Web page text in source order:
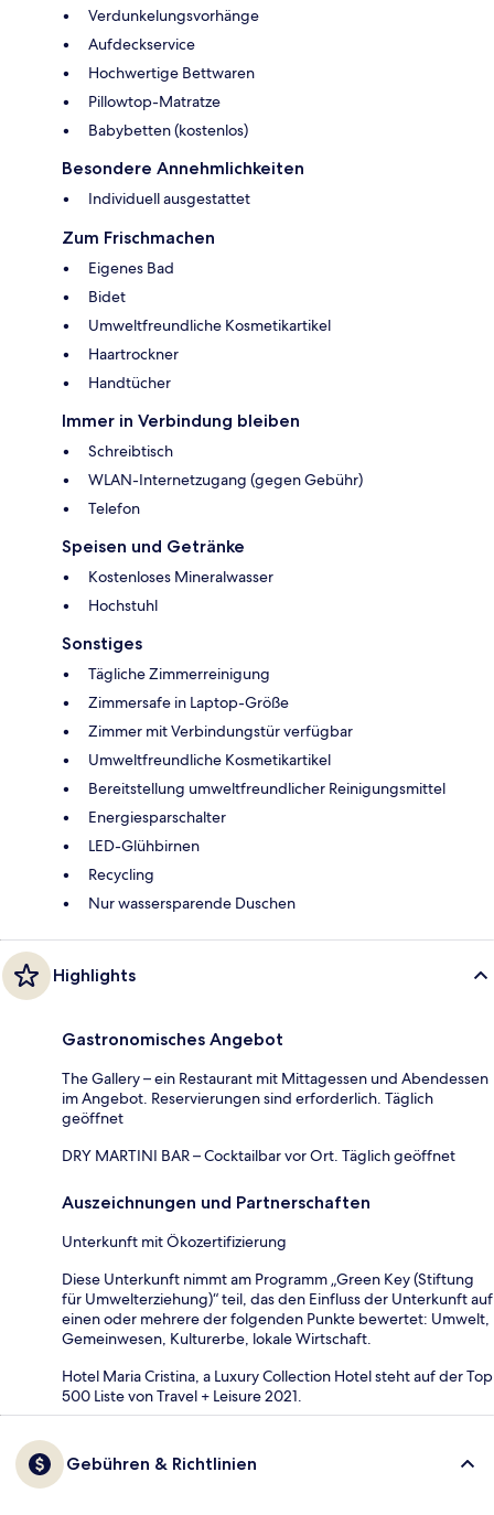
Verdunkelungsvorhänge
Aufdeckservice
Hochwertige Bettwaren
Pillowtop-Matratze
Babybetten (kostenlos)
Besondere Annehmlichkeiten
Individuell ausgestattet
Zum Frischmachen
Eigenes Bad
Bidet
Umweltfreundliche Kosmetikartikel
Haartrockner
Handtücher
Immer in Verbindung bleiben
Schreibtisch
WLAN-Internetzugang (gegen Gebühr)
Telefon
Speisen und Getränke
Kostenloses Mineralwasser
Hochstuhl
Sonstiges
Tägliche Zimmerreinigung
Zimmersafe in Laptop-Größe
Zimmer mit Verbindungstür verfügbar
Umweltfreundliche Kosmetikartikel
Bereitstellung umweltfreundlicher Reinigungsmittel
Energiesparschalter
LED-Glühbirnen
Recycling
Nur wassersparende Duschen
Highlights
Gastronomisches Angebot
The Gallery – ein Restaurant mit Mittagessen und Abendessen
im Angebot. Reservierungen sind erforderlich. Täglich
geöffnet
DRY MARTINI BAR – Cocktailbar vor Ort. Täglich geöffnet
Auszeichnungen und Partnerschaften
Unterkunft mit Ökozertifizierung
Diese Unterkunft nimmt am Programm „Green Key (Stiftung
für Umwelterziehung)“ teil, das den Einfluss der Unterkunft auf
einen oder mehrere der folgenden Punkte bewertet: Umwelt,
Gemeinwesen, Kulturerbe, lokale Wirtschaft.
Hotel Maria Cristina, a Luxury Collection Hotel steht auf der Top
500 Liste von Travel + Leisure 2021.
Gebühren & Richtlinien